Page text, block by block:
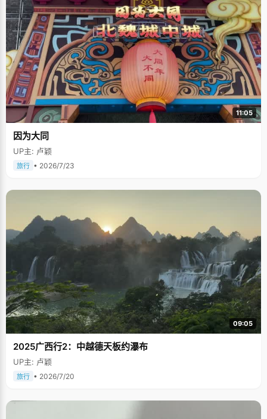
11:05
因为大同
UP主: 卢颖
旅行 • 2026/7/23
09:05
2025广西行2：中越德天板约瀑布
UP主: 卢颖
旅行 • 2026/7/20